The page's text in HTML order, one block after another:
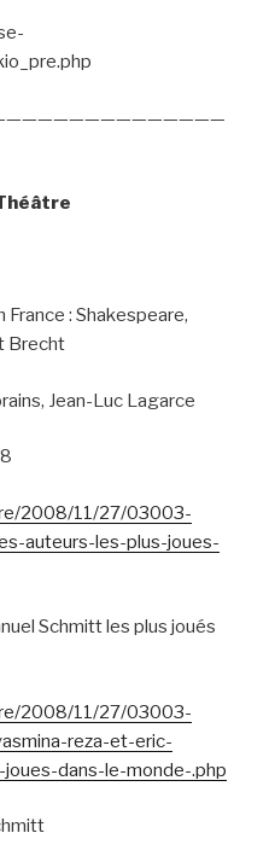
: Shakespeare,
Brecht
Jean-Luc Lagarce
2008/11/27/03003-
auteurs-les-plus-joues-
Schmitt les plus joués
2008/11/27/03003-
reza-et-eric-
dans-le-monde-.php